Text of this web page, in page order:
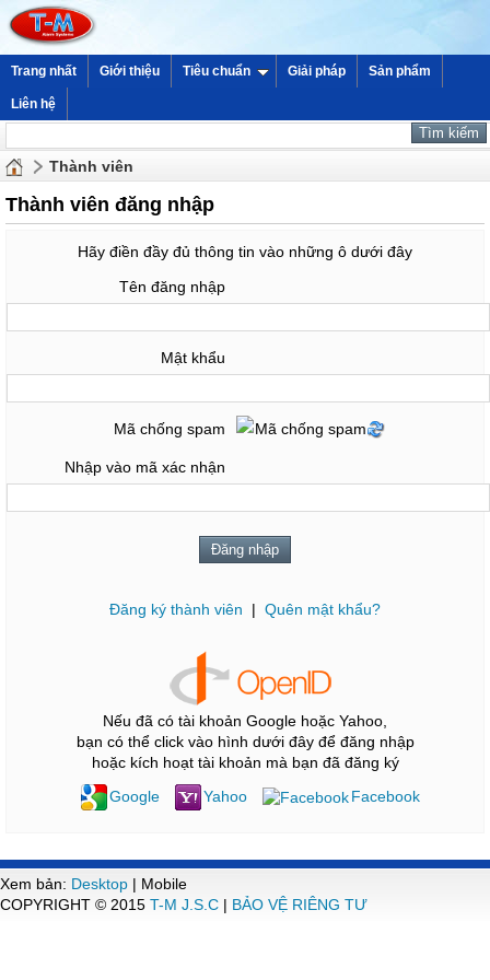
Trang nhất Giới thiệu Tiêu chuẩn Giải pháp Sản phẩm
Liên hệ
Thành viên
Thành viên đăng nhập
Hãy điền đầy đủ thông tin vào những ô dưới đây
Tên đăng nhập
Mật khẩu
Mã chống spam
Nhập vào mã xác nhận
Đăng ký thành viên | Quên mật khẩu?
Nếu đã có tài khoản Google hoặc Yahoo,
bạn có thể click vào hình dưới đây để đăng nhập
hoặc kích hoạt tài khoản mà bạn đã đăng ký
Google
Yahoo Facebook
Xem bản: Desktop | Mobile
COPYRIGHT © 2015 T-M J.S.C | BẢO VỆ RIÊNG TƯ